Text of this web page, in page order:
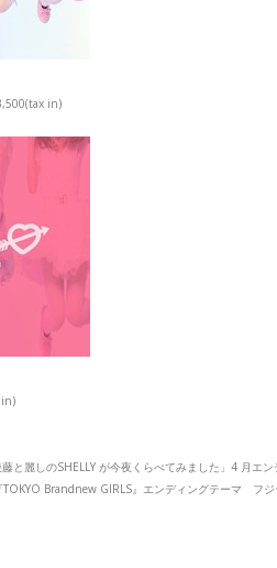
in)
in)
麗しのSHELLY が今夜くらべてみました」4 月エン
Brandnew GIRLS』エンディングテーマ フジ